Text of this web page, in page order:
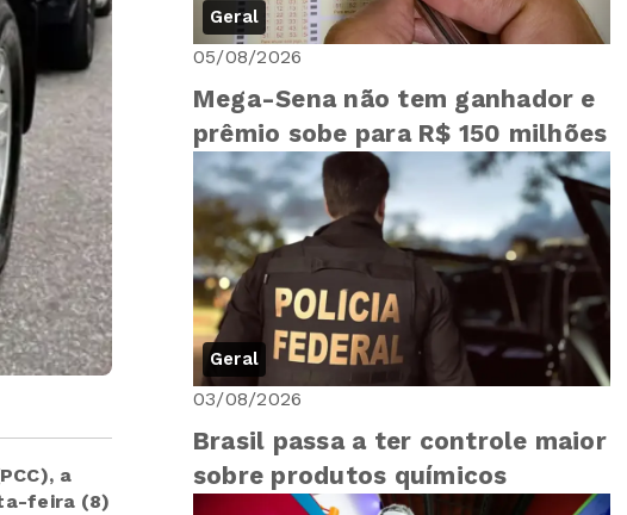
a
feira (8)
Geral
05/08/2026
Mega-Sena não tem ganhador e
prêmio sobe para R$ 150 milhões
Geral
03/08/2026
Brasil passa a ter controle maior
sobre produtos químicos